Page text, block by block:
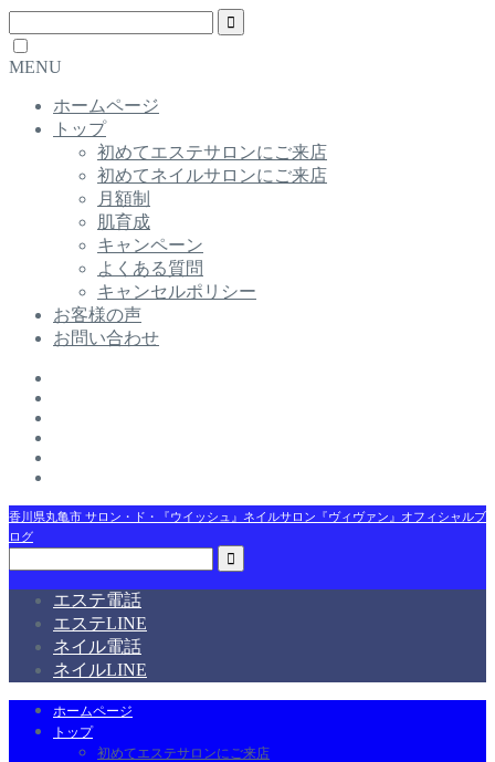
MENU
ホームページ
トップ
初めてエステサロンにご来店
初めてネイルサロンにご来店
月額制
肌育成
キャンペーン
よくある質問
キャンセルポリシー
お客様の声
お問い合わせ
香川県丸亀市 サロン・ド・『ウイッシュ』ネイルサロン『ヴィヴァン』オフィシャルブ
ログ
エステ電話
エステLINE
ネイル電話
ネイルLINE
ホームページ
トップ
初めてエステサロンにご来店